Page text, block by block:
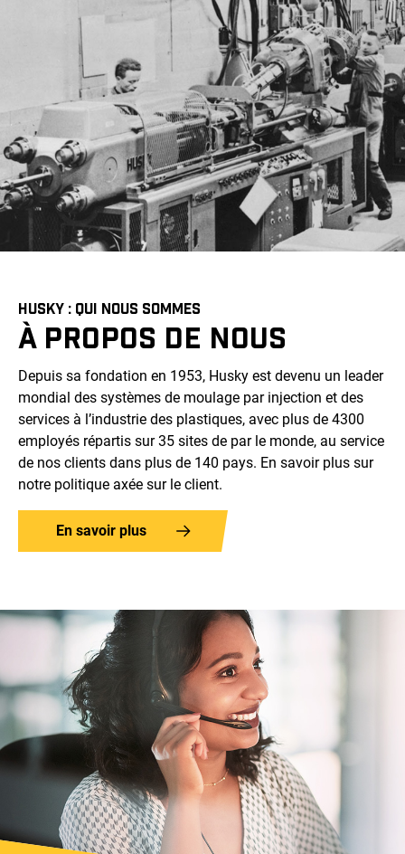
HUSKY : QUI NOUS SOMMES
À PROPOS DE NOUS
Depuis sa fondation en 1953, Husky est devenu un leader
mondial des systèmes de moulage par injection et des
services à l’industrie des plastiques, avec plus de 4300
employés répartis sur 35 sites de par le monde, au service
de nos clients dans plus de 140 pays. En savoir plus sur
notre politique axée sur le client.
En savoir plus